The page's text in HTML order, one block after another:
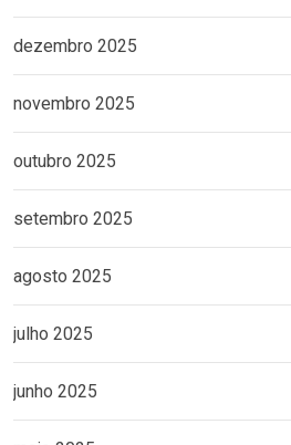
dezembro 2025
novembro 2025
outubro 2025
setembro 2025
agosto 2025
julho 2025
junho 2025